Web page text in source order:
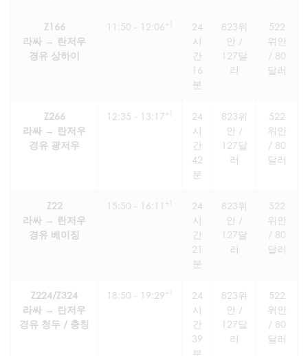
Z166
라싸 → 란저우
경유 상하이
11:50 - 12:06+1
24
시
간
16
분
823위
안 /
127달
러
522
위안
/ 80
달러
Z266
라싸 → 란저우
경유 광저우
12:35 - 13:17+1
24
시
간
42
분
823위
안 /
127달
러
522
위안
/ 80
달러
Z22
라싸 → 란저우
경유 베이징
15:50 - 16:11 +1
24
시
간
21
분
823위
안 /
127달
러
522
위안
/ 80
달러
Z224/Z324
라싸 → 란저우
경유 청두 / 충칭
18:50 - 19:29+1
24
시
간
39
분
823위
안 /
127달
러
522
위안
/ 80
달러